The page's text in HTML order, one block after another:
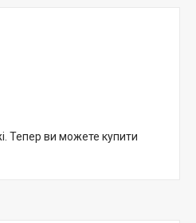
Тепер ви можете купити